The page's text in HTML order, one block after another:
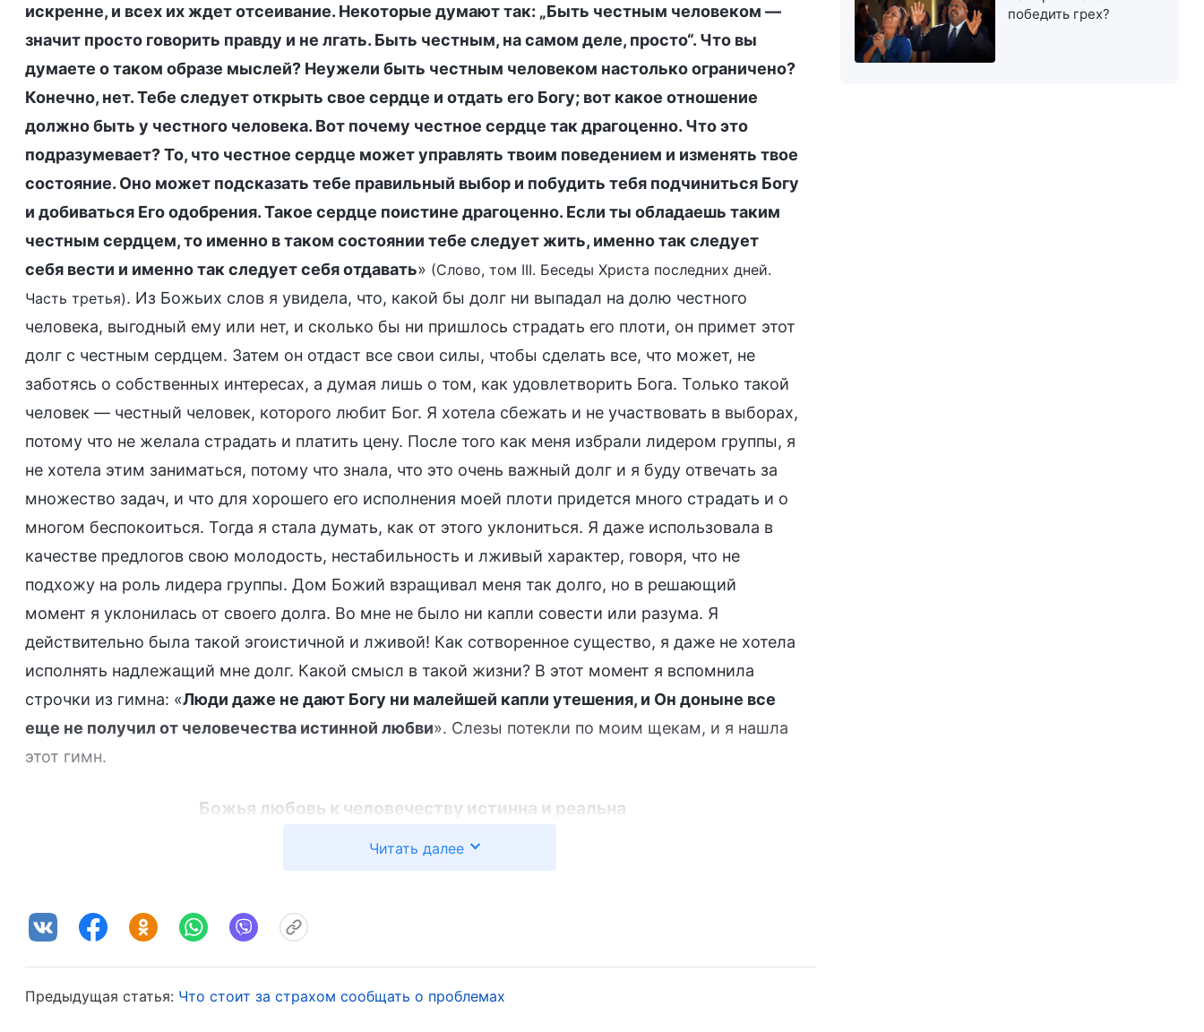
искренне, и всех их ждет отсеивание. Некоторые думают так: „Быть честным человеком —
значит просто говорить правду и не лгать. Быть честным, на самом деле, просто“. Что вы
думаете о таком образе мыслей? Неужели быть честным человеком настолько ограничено?
Конечно, нет. Тебе следует открыть свое сердце и отдать его Богу; вот какое отношение
должно быть у честного человека. Вот почему честное сердце так драгоценно. Что это
подразумевает? То, что честное сердце может управлять твоим поведением и изменять твое
состояние. Оно может подсказать тебе правильный выбор и побудить тебя подчиниться Богу
и добиваться Его одобрения. Такое сердце поистине драгоценно. Если ты обладаешь таким
честным сердцем, то именно в таком состоянии тебе следует жить, именно так следует
себя вести и именно так следует себя отдавать» (Слово, том III. Беседы Христа последних дней.
Часть третья). Из Божьих слов я увидела, что, какой бы долг ни выпадал на долю честного
человека, выгодный ему или нет, и сколько бы ни пришлось страдать его плоти, он примет этот
долг с честным сердцем. Затем он отдаст все свои силы, чтобы сделать все, что может, не
заботясь о собственных интересах, а думая лишь о том, как удовлетворить Бога. Только такой
человек — честный человек, которого любит Бог. Я хотела сбежать и не участвовать в выборах,
потому что не желала страдать и платить цену. После того как меня избрали лидером группы, я
не хотела этим заниматься, потому что знала, что это очень важный долг и я буду отвечать за
множество задач, и что для хорошего его исполнения моей плоти придется много страдать и о
многом беспокоиться. Тогда я стала думать, как от этого уклониться. Я даже использовала в
качестве предлогов свою молодость, нестабильность и лживый характер, говоря, что не
подхожу на роль лидера группы. Дом Божий взращивал меня так долго, но в решающий
момент я уклонилась от своего долга. Во мне не было ни капли совести или разума. Я
действительно была такой эгоистичной и лживой! Как сотворенное существо, я даже не хотела
исполнять надлежащий мне долг. Какой смысл в такой жизни? В этот момент я вспомнила
строчки из гимна: «Люди даже не дают Богу ни малейшей капли утешения, и Он доныне все
еще не получил от человечества истинной любви». Слезы потекли по моим щекам, и я нашла
этот гимн.
Божья любовь к человечеству истинна и реальна
Божья любовь к человечеству главным образом проявляется в работе, совершаемой Им во
человечества было таким, что Он сумел стать плотью и провести мучительные годы с
2
Божья любовь к человечеству безусловна и не предъявляет никаких требований. Что Он
Читать далее
Предыдущая статья: Что стоит за страхом сообщать о проблемах
победить грех?